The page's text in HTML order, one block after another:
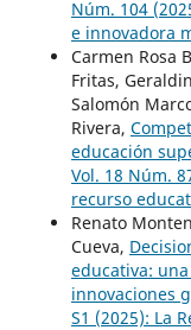
Núm. 104
e innovadora
Carmen Rosa
Fritas,
Salomón
Rivera,
educación
Vol. 18 Núm.
recurso
Renato
Cueva,
educativa:
innovaciones
S1 (2025): La